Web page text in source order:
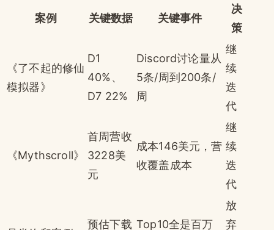
案例 关键数据 关键事件
决
策
《了不起的修仙
模拟器》
D1
40%、
D7 22%
Discord讨论量从
5条/周到200条/
周
继
续
迭
代
《Mythscroll》
首周营收
3228美
元
成本146美元，营
收覆盖成本
继
续
迭
代
预估下载 Top10全是百万
放
弃